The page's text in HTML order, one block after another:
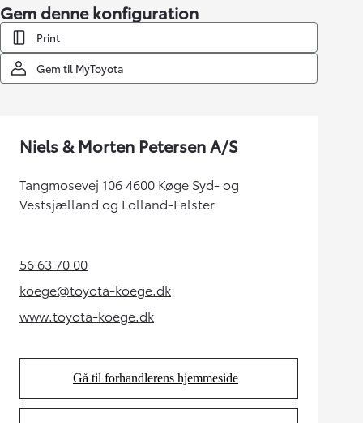
Gem denne konfiguration
Print
Gem til MyToyota
Niels & Morten Petersen A/S
Tangmosevej 106 4600 Køge Syd- og
Vestsjælland og Lolland-Falster
56 63 70 00(Opens in new tab)
koege@toyota-koege.dk
(Opens in new tab)
www.toyota-koege.dk
(Opens in new tab)
Gå til forhandlerens hjemmeside
(Opens in new tab)